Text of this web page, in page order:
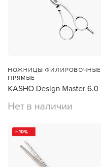
НОЖНИЦЫ ФИЛИРОВОЧНЫЕ
ПРЯМЫЕ
KASHO Design Master 6.0
Нет в наличии
10